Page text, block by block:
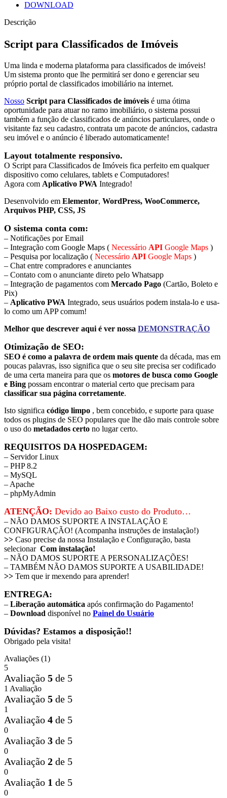
DOWNLOAD
Descrição
Script para Classificados de Imóveis
Uma linda e moderna plataforma para classificados de imóveis!
Um sistema pronto que lhe permitirá ser dono e gerenciar seu
próprio portal de classificados imobiliário na internet.
Nosso Script para Classificados de imóveis é uma ótima
oportunidade para atuar no ramo imobiliário, o sistema possui
também a função de classificados de anúncios particulares, onde o
visitante faz seu cadastro, contrata um pacote de anúncios, cadastra
seu imóvel e o anúncio é liberado automaticamente!
Layout totalmente responsivo.
O Script para Classificados de Imóveis fica perfeito em qualquer
dispositivo como celulares, tablets e Computadores!
Agora com Aplicativo PWA Integrado!
Desenvolvido em Elementor, WordPress, WooCommerce,
Arquivos PHP, CSS, JS
O sistema conta com:
– Notificações por Email
– Integração com Google Maps ( Necessário API Google Maps )
– Pesquisa por localização ( Necessário API Google Maps )
– Chat entre compradores e anunciantes
– Contato com o anunciante direto pelo Whatsapp
– Integração de pagamentos com Mercado Pago (Cartão, Boleto e
Pix)
– Aplicativo PWA Integrado, seus usuários podem instala-lo e usa-
lo como um APP comum!
Melhor que descrever aqui é ver nossa DEMONSTRAÇÃO
Otimização de SEO:
SEO é como a palavra de ordem mais quente da década, mas em
poucas palavras, isso significa que o seu site precisa ser codificado
de uma certa maneira para que os motores de busca como Google
e Bing possam encontrar o material certo que precisam para
classificar sua página corretamente.
Isto significa código limpo , bem concebido, e suporte para quase
todos os plugins de SEO populares que lhe dão mais controle sobre
o uso do metadados certo no lugar certo.
REQUISITOS DA HOSPEDAGEM:
– Servidor Linux
– PHP 8.2
– MySQL
– Apache
– phpMyAdmin
ATENÇÃO: Devido ao Baixo custo do Produto…
– NÃO DAMOS SUPORTE A INSTALAÇÃO E
CONFIGURAÇÃO! (Acompanha instruções de instalação!)
>> Caso precise da nossa Instalação e Configuração, basta
selecionar Com instalação!
– NÃO DAMOS SUPORTE A PERSONALIZAÇÕES!
– TAMBÉM NÃO DAMOS SUPORTE A USABILIDADE!
>> Tem que ir mexendo para aprender!
ENTREGA:
– Liberação automática após confirmação do Pagamento!
– Download disponível no Painel do Usuário
Dúvidas? Estamos a disposição!!
Obrigado pela visita!
Avaliações (1)
5
Avaliação 5 de 5
1 Avaliação
Avaliação 5 de 5
1
Avaliação 4 de 5
0
Avaliação 3 de 5
0
Avaliação 2 de 5
0
Avaliação 1 de 5
0